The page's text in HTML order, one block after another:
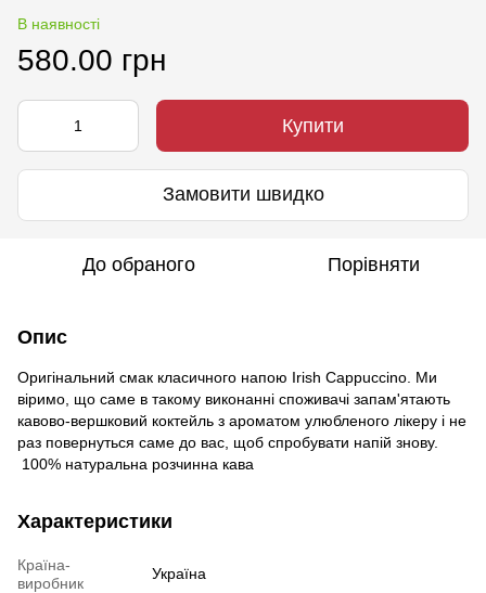
В наявності
580.00 грн
Купити
Замовити швидко
До обраного Порівняти
Опис
Оригінальний смак класичного напою Irish Cappuccino. Ми
віримо, що саме в такому виконанні споживачі запам'ятають
кавово-вершковий коктейль з ароматом улюбленого лікеру і не
раз повернуться саме до вас, щоб спробувати напій знову.
100% натуральна розчинна кава
Характеристики
Країна-
виробник
Україна